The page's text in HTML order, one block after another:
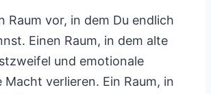
Raum vor, in dem Du endlich
Einen Raum, in dem alte
und emotionale
Macht verlieren. Ein Raum, in